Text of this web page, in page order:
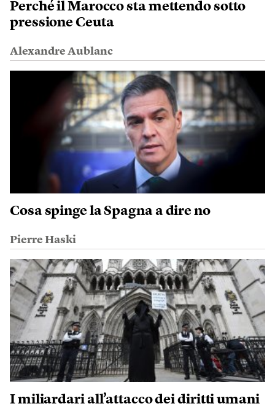
Perché il Marocco sta mettendo sotto
pressione Ceuta
Alexandre Aublanc
Cosa spinge la Spagna a dire no
Pierre Haski
I miliardari all’attacco dei diritti umani